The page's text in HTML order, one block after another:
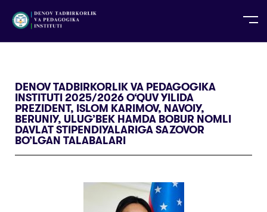
TG TR
DENOV TADBIRKORLIK VA PEDAGOGIKA
INSTITUTI 2025/2026 O‘QUV YILIDA
PREZIDENT, ISLOM KARIMOV, NAVOIY,
BERUNIY, ULUG’BEK HAMDA BOBUR NOMLI
DAVLAT STIPENDIYALARIGA SAZOVOR
BO’LGAN TALABALARI